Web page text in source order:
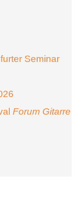
Seminar
Forum Gitarre